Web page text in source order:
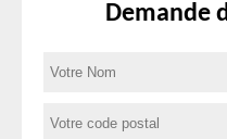
Demande